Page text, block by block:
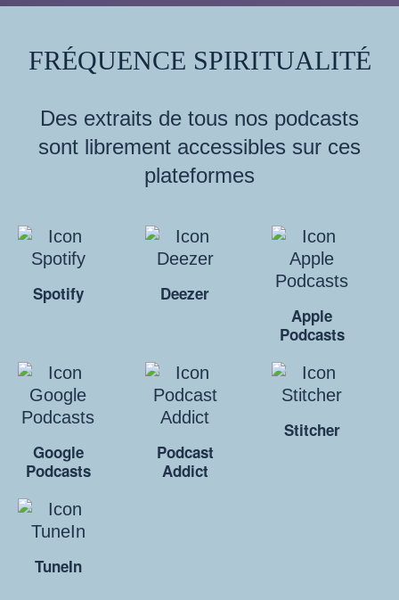
FRÉQUENCE SPIRITUALITÉ
Des extraits de tous nos podcasts
sont librement accessibles sur ces
plateformes
Spotify
Deezer
Apple
Podcasts
Google
Podcasts
Podcast
Addict
Stitcher
TuneIn